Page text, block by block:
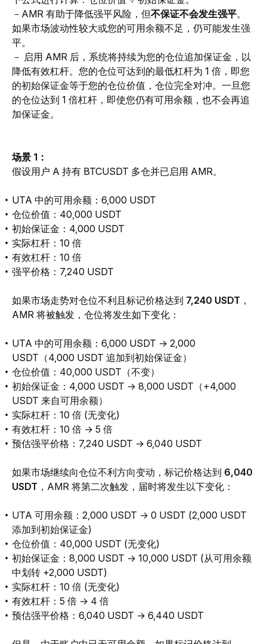
－AMR 有助于降低强平风险，但不保证不会发生强平。
如果市场波动性较大或您的可用余额不足，仍可能发生强
平。
－ 启用 AMR 后，系统将持续为您的仓位追加保证金，以
降低有效杠杆。您的仓位可达到的最低杠杆为 1 倍，即您
的初始保证金等于您的仓位价值，仓位完全对冲。一旦您
的仓位达到 1 倍杠杆，即使您仍有可用余额，也不会再追
加保证金。
场景 1：
假设用户 A 持有 BTCUSDT 多仓并已启用 AMR。
UTA 中的可用余额：6,000 USDT
仓位价值：40,000 USDT
初始保证金：4,000 USDT
实际杠杆：10 倍
有效杠杆：10 倍
强平价格：7,240 USDT
如果市场走势对仓位不利且标记价格达到 7,240 USDT ，
AMR 将被触发，仓位将发生如下变化：
UTA 中的可用余额：6,000 USDT → 2,000
USDT（4,000 USDT 追加到初始保证金）
仓位价值：40,000 USDT（不变）
初始保证金：4,000 USDT → 8,000 USDT（+4,000
USDT 来自可用余额）
实际杠杆：10 倍 (无变化)
有效杠杆：10 倍 → 5 倍
预估强平价格：7,240 USDT → 6,040 USDT
如果市场继续向仓位不利方向变动，标记价格达到 6,040
USDT ，AMR 将第二次触发，届时将发生以下变化：
UTA 可用余额：2,000 USDT → 0 USDT (2,000 USDT
添加到初始保证金)
仓位价值：40,000 USDT (无变化)
初始保证金：8,000 USDT → 10,000 USDT (从可用余额
中划转 +2,000 USDT)
实际杠杆：10 倍 (无变化)
有效杠杆：5 倍 → 4 倍
预估强平价格 ：6,040 USDT → 6,440 USDT